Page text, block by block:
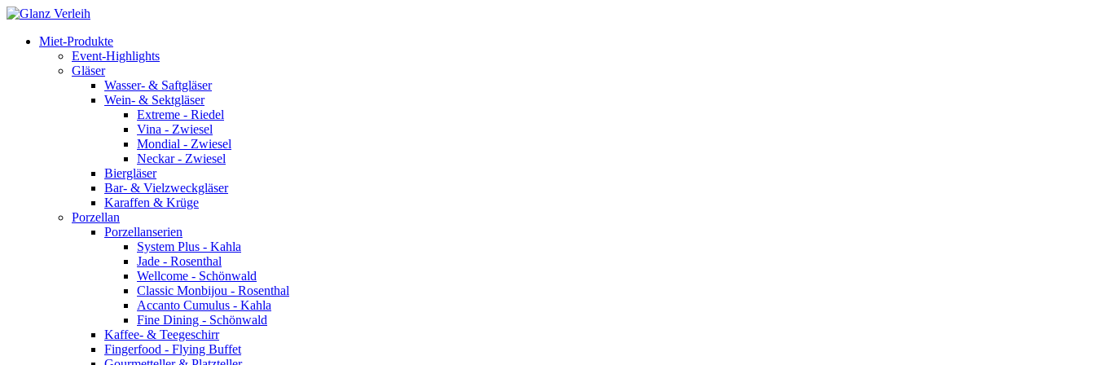
Skip
contentMiet-Produkte
Event-Highlights
Gläser
Wasser- & Saftgläser
Wein- & Sektgläser
Extreme - Riedel
Vina - Zwiesel
Mondial - Zwiesel
Neckar - Zwiesel
Biergläser
Bar- & Vielzweckgläser
Karaffen & Krüge
Porzellan
Porzellanserien
System Plus - Kahla
Jade - Rosenthal
Wellcome - Schönwald
Classic Monbijou - Rosenthal
Accanto Cumulus - Kahla
Fine Dining - Schönwald
Kaffee- & Teegeschirr
Fingerfood - Flying Buffet